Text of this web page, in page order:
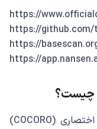
Cocoro (officialcocoro.com) با نماد اختصاری (COCORO)